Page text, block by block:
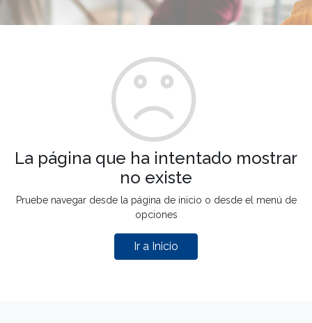
La página que ha intentado mostrar
no existe
Pruebe navegar desde la página de inicio o desde el menú de
opciones
Ir a Inicio